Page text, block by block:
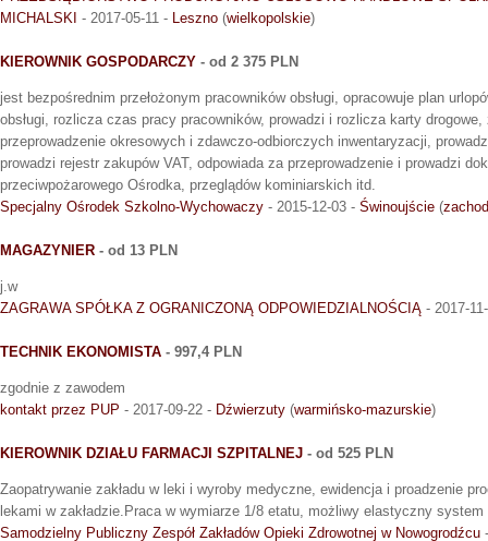
MICHALSKI - 2017-05-11 - Leszno (wielkopolskie)
KIEROWNIK GOSPODARCZY - od 2 375 PLN
jest bezpośrednim przełożonym pracowników obsługi, opracowuje plan
obsługi, rozlicza czas pracy pracowników, prowadzi i rozlicza karty
przeprowadzenie okresowych i zdawczo-odbiorczych inwentaryzacji,
prowadzi rejestr zakupów VAT, odpowiada za przeprowadzenie i prowadzi
przeciwpożarowego Ośrodka, przeglądów kominiarskich itd.
Specjalny Ośrodek Szkolno-Wychowaczy - 2015-12-03 - Świnoujście (
MAGAZYNIER - od 13 PLN
j.w
ZAGRAWA SPÓŁKA Z OGRANICZONĄ ODPOWIEDZIALNOŚCIĄ - 2017-
TECHNIK EKONOMISTA - 997,4 PLN
zgodnie z zawodem
kontakt przez PUP - 2017-09-22 - Dźwierzuty (warmińsko-mazurskie)
KIEROWNIK DZIAŁU FARMACJI SZPITALNEJ - od 525 PLN
Zaopatrywanie zakładu w leki i wyroby medyczne, ewidencja i proadzenie
lekami w zakładzie.Praca w wymiarze 1/8 etatu, możliwy elastyczny
Samodzielny Publiczny Zespół Zakładów Opieki Zdrowotnej w Nowogrodźcu